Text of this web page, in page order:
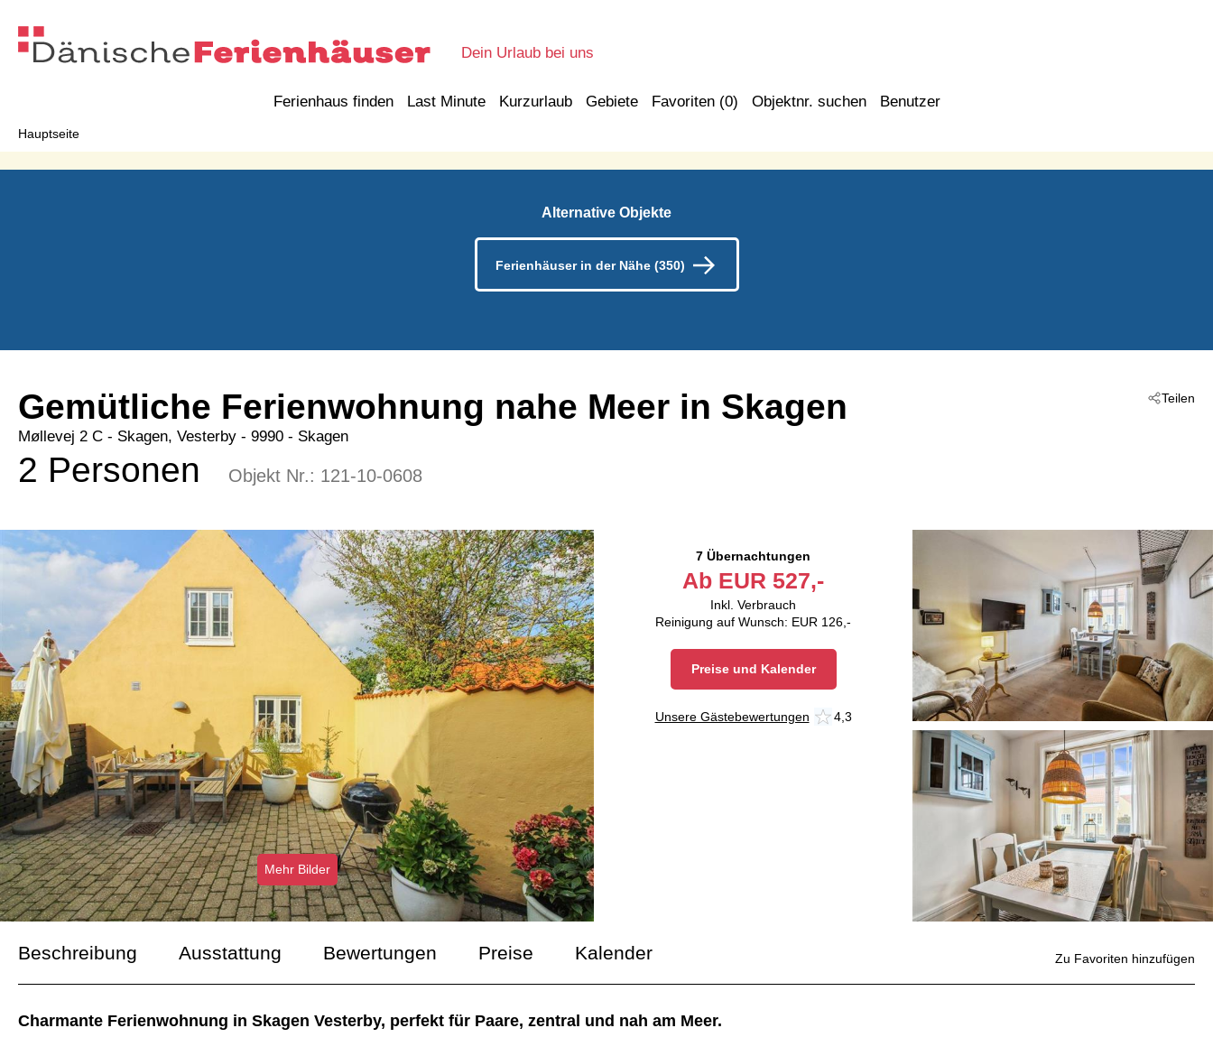
Dein Urlaub bei uns
Ferienhaus finden Last Minute Kurzurlaub Gebiete Favoriten (0) Objektnr. suchen Benutzer
Hauptseite
Alternative Objekte
Ferienhäuser in der Nähe (350)
Teilen
Gemütliche Ferienwohnung nahe Meer in Skagen
Møllevej 2 C - Skagen, Vesterby - 9990 - Skagen
2 Personen Objekt Nr.: 121-10-0608
Mehr Bilder
7 Übernachtungen
Ab EUR 527,-
Inkl. Verbrauch
Reinigung auf Wunsch: EUR 126,-
Preise und Kalender
Unsere Gästebewertungen 4,3
Beschreibung Ausstattung Bewertungen Preise Kalender
Charmante Ferienwohnung in Skagen Vesterby, perfekt für Paare, zentral und nah am Meer.
Zu Favoriten hinzufügen